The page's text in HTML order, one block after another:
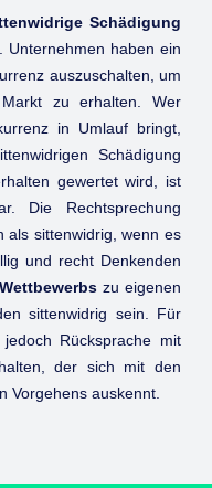
Schädigung
Unternehmen haben ein
auszuschalten, um
zu erhalten. Wer
in Umlauf bringt,
Schädigung
gewertet wird, ist
Die Rechtsprechung
als sittenwidrig, wenn es
und recht Denkenden
zu eigenen
sittenwidrig sein. Für
Rücksprache mit
der sich mit den
Vorgehens auskennt.